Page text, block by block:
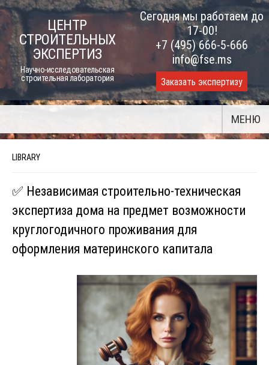
Skip
to
content
ЦЕНТР
СТРОИТЕЛЬНЫХ
ЭКСПЕРТИЗ
Научно-исследовательская
строительная лаборатория
Сегодня мы работаем до
17-00!
+7 (495) 666-5-666
info@fse.ms
Заказать экспертизу
МЕНЮ
LIBRARY
✅ Независимая строительно-техническая
экспертиза дома на предмет возможности
круглогодичного проживания для
оформления материнского капитала